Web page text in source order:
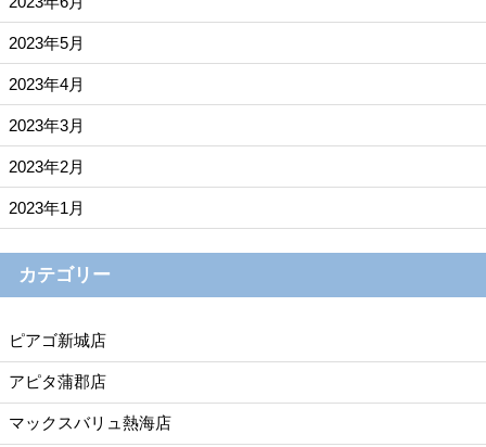
2023年5月
2023年4月
2023年3月
2023年2月
2023年1月
カテゴリー
ピアゴ新城店
アピタ蒲郡店
マックスバリュ熱海店